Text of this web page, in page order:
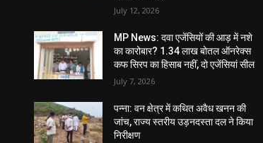
July 12, 2026
MP News: दवा एजेंसियों की आड़ में नशे
का कारोबार? 1.34 लाख बोतल ऑनरेक्स
कफ सिरप का हिसाब नहीं, दो एजेंसियां सील
July 7, 2026
पन्ना: वन क्षेत्र में कथित अवैध खनन की
जांच, राज्य स्तरीय उड़नदस्ता दल ने किया
निरीक्षण